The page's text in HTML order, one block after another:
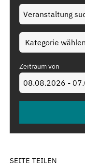
Zeitraum von
SEITE TEILEN